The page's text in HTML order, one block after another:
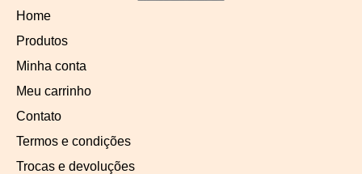
Home
Produtos
Minha conta
Meu carrinho
Contato
Termos e condições
Trocas e devoluções